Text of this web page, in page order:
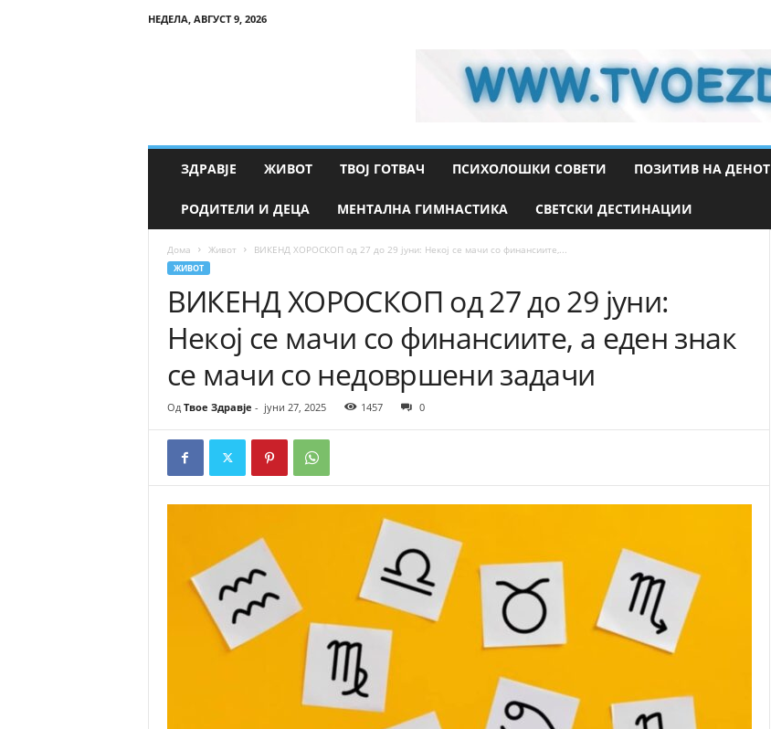
НЕДЕЛА, АВГУСТ 9, 2026
ЗДРАВЈЕ ЖИВОТ ТВОЈ ГОТВАЧ ПСИХОЛОШКИ СОВЕТИ ПОЗИТИВ НА ДЕНОТ
РОДИТЕЛИ И ДЕЦА МЕНТАЛНА ГИМНАСТИКА СВЕТСКИ ДЕСТИНАЦИИ
Дома Живот ВИКЕНД ХОРОСКОП од 27 до 29 јуни: Некој се мачи со финансиите,...
ЖИВОТ
ВИКЕНД ХОРОСКОП од 27 до 29 јуни:
Некој се мачи со финансиите, а еден знак
се мачи со недовршени задачи
Од Твое Здравје - јуни 27, 2025 1457 0